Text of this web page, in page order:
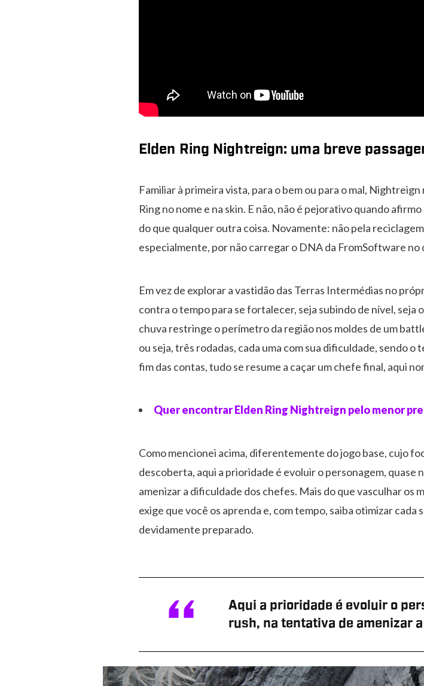
Elden Ring Nightreign: uma breve
Familiar à primeira vista, para o bem ou para o mal,
Ring no nome e na skin. E não, não é pejorativo quando
do que qualquer outra coisa. Novamente: não pela
especialmente, por não carregar o DNA da FromSoftware no
Em vez de explorar a vastidão das Terras Intermédias no
contra o tempo para se fortalecer, seja subindo de nível,
chuva restringe o perímetro da região nos moldes de um
ou seja, três rodadas, cada uma com sua dificuldade, sendo
fim das contas, tudo se resume a caçar um chefe final, aqui
Quer encontrar Elden Ring Nightreign pelo menor
Como mencionei acima, diferentemente do jogo base, cujo
descoberta, aqui a prioridade é evoluir o personagem, quase
amenizar a dificuldade dos chefes. Mais do que vasculhar os
exige que você os aprenda e, com tempo, saiba otimizar
devidamente preparado.
Aqui a prioridade é evoluir o
rush, na tentativa de amenizar